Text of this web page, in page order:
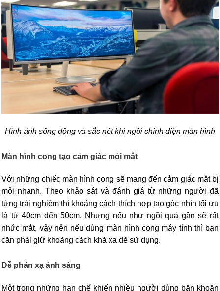
Hình ảnh sống động và sắc nét khi ngồi chính diện màn hình
Màn hình cong tạo cảm giác mỏi mắt
Với những chiếc màn hình cong sẽ mang đến cảm giác mắt bị
mỏi nhanh. Theo khảo sát và đánh giá từ những người đã
từng trải nghiệm thì khoảng cách thích hợp tạo góc nhìn tối ưu
là từ 40cm đến 50cm. Nhưng nếu như ngồi quá gần sẽ rất
nhức mắt, vậy nên nếu dùng màn hình cong máy tính thì bạn
cần phải giữ khoảng cách khá xa để sử dụng.
Dễ phản xạ ánh sáng
Một trong những hạn chế khiến nhiều người dùng băn khoăn